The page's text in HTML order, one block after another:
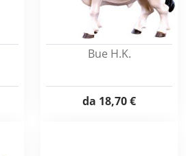
Bue H.K.
da 18,70 €